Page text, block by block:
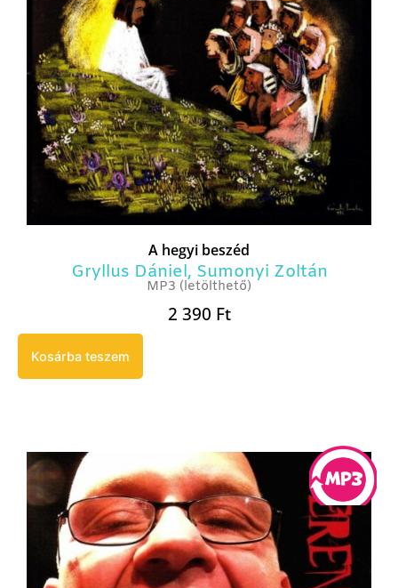
A hegyi beszéd
Gryllus Dániel, Sumonyi Zoltán
MP3 (letölthető)
2 390 Ft
Kosárba teszem